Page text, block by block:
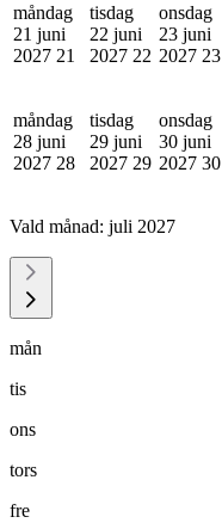
måndag
21 juni
2027 21
tisdag
22 juni
2027 22
onsdag
23 juni
2027 23
måndag
28 juni
2027 28
tisdag
29 juni
2027 29
onsdag
30 juni
2027 30
Vald månad: juli 2027
mån
tis
ons
tors
fre